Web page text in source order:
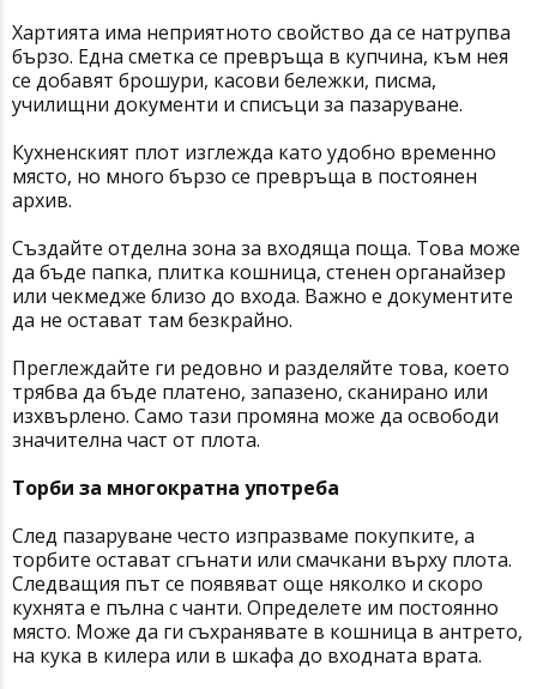
Хартията има неприятното свойство да се натрупва
бързо. Една сметка се превръща в купчина, към нея
се добавят брошури, касови бележки, писма,
училищни документи и списъци за пазаруване.
Кухненският плот изглежда като удобно временно
място, но много бързо се превръща в постоянен
архив.
Създайте отделна зона за входяща поща. Това може
да бъде папка, плитка кошница, стенен органайзер
или чекмедже близо до входа. Важно е документите
да не остават там безкрайно.
Преглеждайте ги редовно и разделяйте това, което
трябва да бъде платено, запазено, сканирано или
изхвърлено. Само тази промяна може да освободи
значителна част от плота.
Торби за многократна употреба
След пазаруване често изпразваме покупките, а
торбите остават сгънати или смачкани върху плота.
Следващия път се появяват още няколко и скоро
кухнята е пълна с чанти. Определете им постоянно
място. Може да ги съхранявате в кошница в антрето,
на кука в килера или в шкафа до входната врата.